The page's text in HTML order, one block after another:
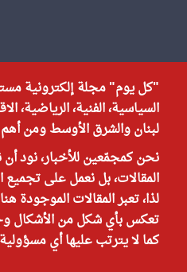
"كل يوم" مجلة إلكترونية
السياسية، الفنية،
لبنان والشرق الأوسط ومن
نحن كمجمّعين للأخبار، نود
المقالات، بل نعمل على
لذا، تعبر المقالات الموجودة
تعكس بأي شكل من الأشكال
كما لا يترتب عليها أي